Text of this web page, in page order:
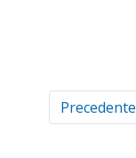
Precedente